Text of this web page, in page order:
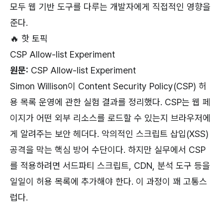
모두 웹 기반 도구를 다루는 개발자에게 직접적인 영향을
준다.
🔥 핫 토픽
CSP Allow-list Experiment
원문: CSP Allow-list Experiment
Simon Willison이 Content Security Policy(CSP) 허
용 목록 운영에 관한 실험 결과를 정리했다. CSP는 웹 페
이지가 어떤 외부 리소스를 로드할 수 있는지 브라우저에
게 알려주는 보안 헤더다. 악의적인 스크립트 삽입(XSS)
공격을 막는 핵심 방어 수단이다. 하지만 실무에서 CSP
를 적용하려면 서드파티 스크립트, CDN, 분석 도구 등을
일일이 허용 목록에 추가해야 한다. 이 과정이 꽤 고통스
럽다.